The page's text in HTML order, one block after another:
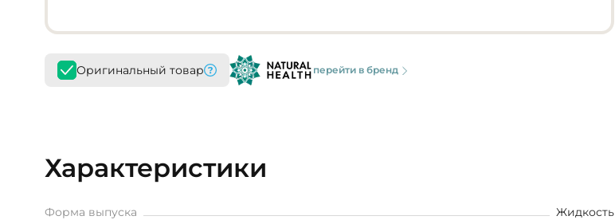
Оригинальный товар перейти в бренд
Характеристики
Форма выпуска Жидкость